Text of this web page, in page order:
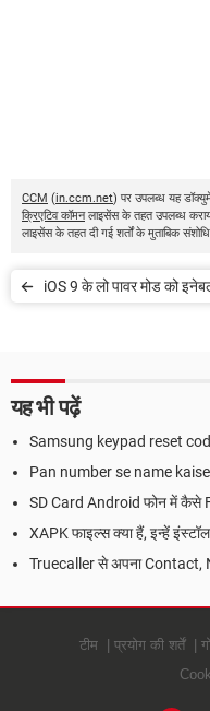
CCM (in.ccm.net) पर उपलब्ध यह
क्रिएटिव कॉमनलाइसेंस के तहत उपलब्ध
लाइसेंस के तहत दी गई शर्तों के मुताबिक
iOS 9 के लो पावर मोड को
यह भी पढ़ें
Samsung keypad reset
Pan number se name
SD Card Android फोन में कैसे
XAPK फाइल्स क्या हैं, इन्हें
Truecaller से अपना Contact,
टीम प्रयोग की शर्तें